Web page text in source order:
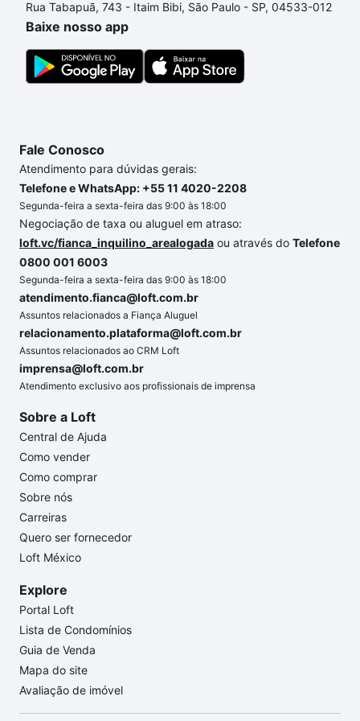
processo de compra, veja em nosso portal quanto
custa comprar um apartamento
gente para comprar o imóvel dos seus sonhos com
segurança e conforto. Loft, com você até as
Rua Tabapuã, 743 - Itaim Bibi, São Paulo - SP, 04533-012
Baixe nosso app
Fale Conosco
Atendimento para dúvidas gerais:
Telefone e WhatsApp: +55 11 4020-2208
Segunda-feira a sexta-feira das 9:00 às 18:00
Negociação de taxa ou aluguel em atraso:
loft.vc/fianca_inquilino_arealogada ou através do Telefone
0800 001 6003
Segunda-feira a sexta-feira das 9:00 às 18:00
atendimento.fianca@loft.com.br
Assuntos relacionados a Fiança Aluguel
relacionamento.plataforma@loft.com.br
Assuntos relacionados ao CRM Loft
imprensa@loft.com.br
Atendimento exclusivo aos profissionais de imprensa
Sobre a Loft
Central de Ajuda
Como vender
Como comprar
Sobre nós
Carreiras
Quero ser fornecedor
Loft México
Explore
Portal Loft
Lista de Condomínios
Guia de Venda
Mapa do site
Avaliação de imóvel